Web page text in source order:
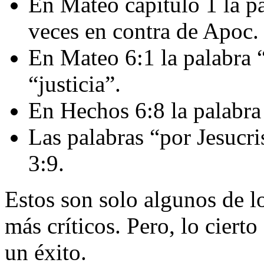
veces en contra de
En Mateo 6:1 la palabra
“justicia”.
En Hechos 6:8 la
Las palabras “por
3:9.
Estos son solo algunos de
más críticos. Pero, lo
un éxito.